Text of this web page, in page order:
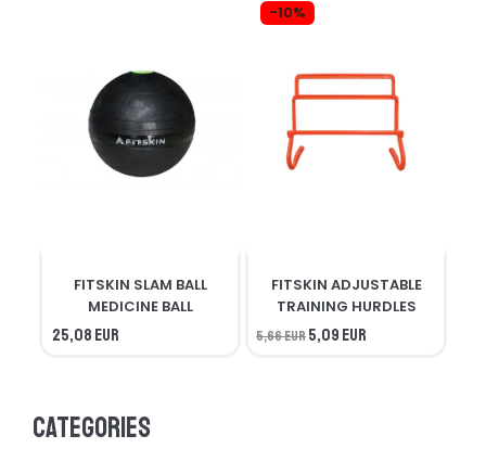
FITSKIN SLAM BALL
MEDICINE BALL
25,08 EUR
-10%
FITSKIN ADJUSTABLE
TRAINING HURDLES
5,66 EUR5,09 EUR
Categories